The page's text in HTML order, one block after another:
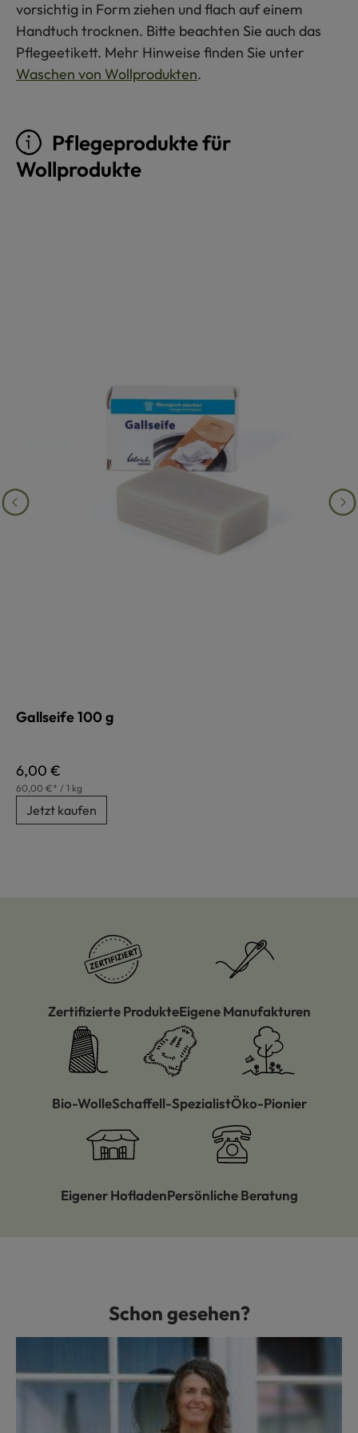
vorsichtig in Form ziehen und flach auf einem
Handtuch trocknen. Bitte beachten Sie auch das
Pflegeetikett. Mehr Hinweise finden Sie unter
Waschen von Wollprodukten.
Pflegeprodukte für
Wollprodukte
Gallseife 100 g
Regulärer Preis:
6,00 €
60,00 €* / 1 kg
Jetzt kaufen
Zertifizierte ProdukteEigene Manufakturen
Bio-WolleSchaffell-SpezialistÖko-Pionier
Eigener HofladenPersönliche Beratung
Produktgalerie überspringenSchon gesehen?